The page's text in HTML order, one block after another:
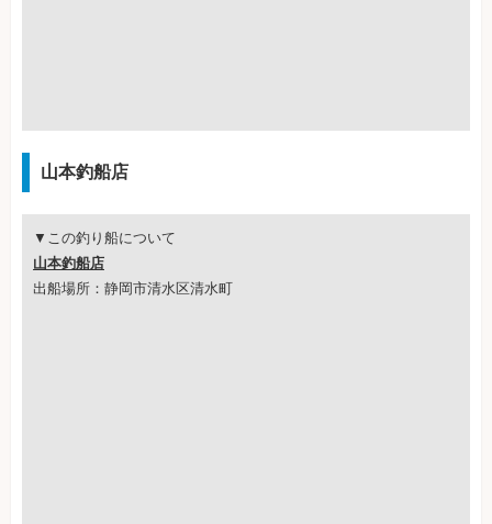
山本釣船店
▼この釣り船について
山本釣船店
出船場所：静岡市清水区清水町